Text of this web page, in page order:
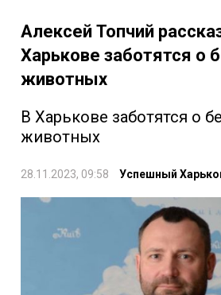
Алексей Топчий
Харькове заботятся о
животных
В Харькове заботятся о
животных
28.11.2023, 09:58 Успешный